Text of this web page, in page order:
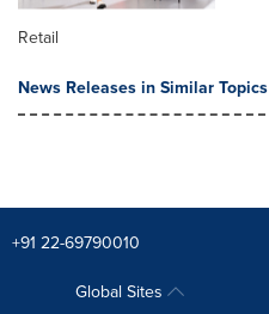
Retail
News Releases in Similar Topics
+91 22-69790010
Global Sites